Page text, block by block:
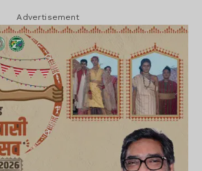
Advertisement